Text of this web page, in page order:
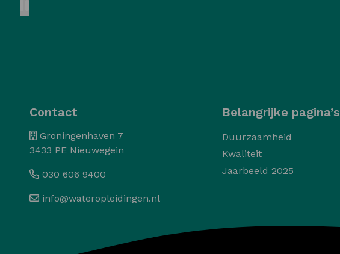
Contact
Groningenhaven 7
3433 PE Nieuwegein
030 606 9400
info@wateropleidingen.nl
Belangrijke pagina’s
Duurzaamheid
Kwaliteit
Jaarbeeld 2025